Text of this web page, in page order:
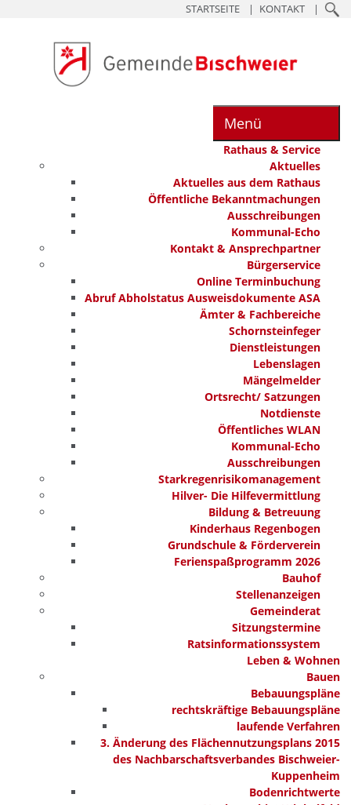
STARTSEITE KONTAKT
Menü
Rathaus & Service
Aktuelles
Aktuelles aus dem Rathaus
Öffentliche Bekanntmachungen
Ausschreibungen
Kommunal-Echo
Kontakt & Ansprechpartner
Bürgerservice
Online Terminbuchung
Abruf Abholstatus Ausweisdokumente ASA
Ämter & Fachbereiche
Schornsteinfeger
Dienstleistungen
Lebenslagen
Mängelmelder
Ortsrecht/ Satzungen
Notdienste
Öffentliches WLAN
Kommunal-Echo
Ausschreibungen
Starkregenrisikomanagement
Hilver- Die Hilfevermittlung
Bildung & Betreuung
Kinderhaus Regenbogen
Grundschule & Förderverein
Ferienspaßprogramm 2026
Bauhof
Stellenanzeigen
Gemeinderat
Sitzungstermine
Ratsinformationssystem
Leben & Wohnen
Bauen
Bebauungspläne
rechtskräftige Bebauungspläne
laufende Verfahren
3. Änderung des Flächennutzungsplans 2015
des Nachbarschaftsverbandes Bischweier-
Kuppenheim
Bodenrichtwerte